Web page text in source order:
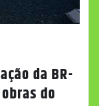
da BR-
do